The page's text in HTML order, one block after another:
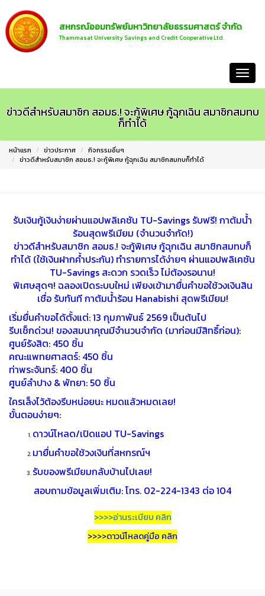
สหกรณ์ออมทรัพย์มหาวิทยาลัยธรรมศาสตร์ จำกัด
Thammasat University Savings and Credit Cooperative Ltd.
ข่าวดีสำหรับสมาชิก สอมธ.! จะกู้พิเศษ กู้ฉุกเฉิน สมาชิกสมทบ
ก็ทำได้
หน้าแรก ข่าวประกาศ
กิจกรรมอื่นๆ
ข่าวดีสำหรับสมาชิก สอมธ.! จะกู้พิเศษ กู้ฉุกเฉิน สมาชิกสมทบก็ทำได้
รับเงินกู้เงินง่ายผ่านแอปพลิเคชัน TU-Savings รับฟรี! กาต้มน้ำ
ร้อนสุดพรีเมียม (จำนวนจำกัด!)
ข่าวดีสำหรับสมาชิก สอมธ.! จะกู้พิเศษ กู้ฉุกเฉิน สมาชิกสมทบก็
ทำได้ (ใช้เงินฝากค้ำประกัน) ทำรายการได้ง่ายๆ ผ่านแอปพลิเคชัน
TU-Savings สะดวก รวดเร็ว ไม่ต้องรอนาน!
พิเศษสุดๆ! ฉลองเปิดระบบใหม่ เพียงเข้ามายื่นคำขอใช้วงเงินสิน
เชื่อ รับทันที กาต้มน้ำร้อน Hanabishi สุดพรีเมียม!
เริ่มยื่นคำขอได้ตั้งแต่: 13 กุมภาพันธ์ 2569 เป็นต้นไป
รีบเช็กด่วน! ของสมนาคุณมีจำนวนจำกัด (มาก่อนมีสิทธิ์ก่อน):
ศูนย์รังสิต: 450 ชิ้น
คณะแพทยศาสตร์: 450 ชิ้น
ท่าพระจันทร์: 400 ชิ้น
ศูนย์ลำปาง & พัทยา: 50 ชิ้น
ใครเล็งไว้ต้องรีบหน่อยนะ หมดแล้วหมดเลย!
ขั้นตอนง่ายๆ:
ดาวน์โหลด/เปิดแอป TU-Savings
มายื่นคำขอใช้วงเงินที่สหกรณ์ฯ
รับของพรีเมียมกลับบ้านไปเลย!
สอบถามข้อมูลเพิ่มเติม: โทร. 02-224-1343 ต่อ 104
>>>>อ่านระเบียบ คลิก
>>>>ดาวน์โหลดคู่มือ คลิก